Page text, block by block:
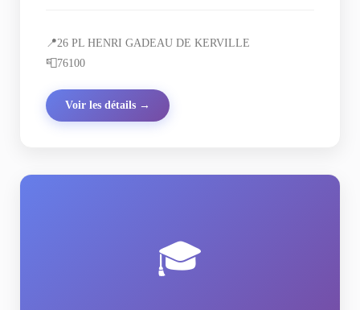
📍26 PL HENRI GADEAU DE KERVILLE
📮76100
Voir les détails →
🎓